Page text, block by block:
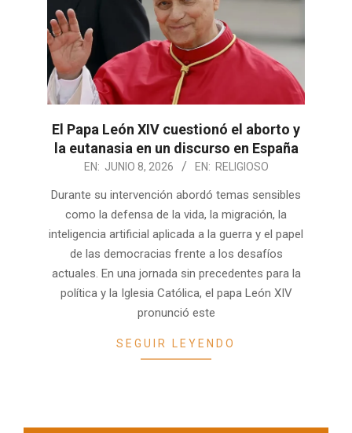
El Papa León XIV cuestionó el aborto y
la eutanasia en un discurso en España
EN: JUNIO 8, 2026 EN: RELIGIOSO
Durante su intervención abordó temas sensibles
como la defensa de la vida, la migración, la
inteligencia artificial aplicada a la guerra y el papel
de las democracias frente a los desafíos
actuales. En una jornada sin precedentes para la
política y la Iglesia Católica, el papa León XIV
pronunció este
SEGUIR LEYENDO